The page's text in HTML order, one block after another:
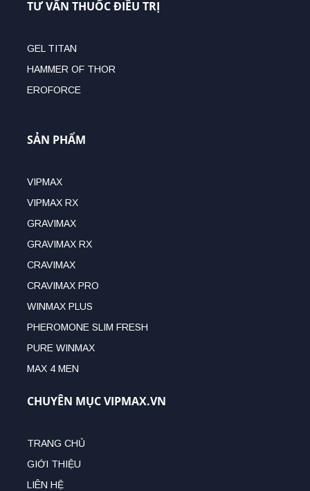
TƯ VẤN THUỐC ĐIỀU TRỊ
GEL TITAN
HAMMER OF THOR
EROFORCE
SẢN PHẨM
VIPMAX
VIPMAX RX
GRAVIMAX
GRAVIMAX RX
CRAVIMAX
CRAVIMAX PRO
WINMAX PLUS
PHEROMONE SLIM FRESH
PURE WINMAX
MAX 4 MEN
CHUYÊN MỤC VIPMAX.VN
TRANG CHỦ
GIỚI THIỆU
LIÊN HỆ